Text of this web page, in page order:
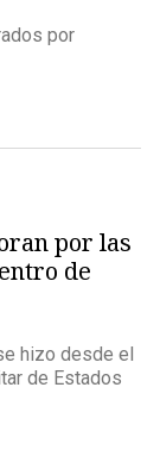
por
por las
de
hizo desde el
de Estados